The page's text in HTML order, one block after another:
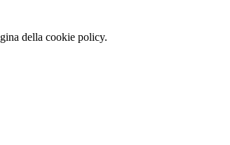
della cookie policy.